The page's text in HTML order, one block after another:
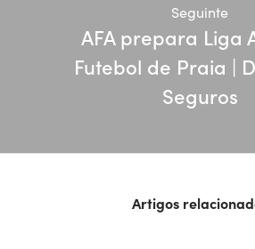
Seguinte
AFA prepara Liga
Futebol de Praia |
Seguros
Artigos